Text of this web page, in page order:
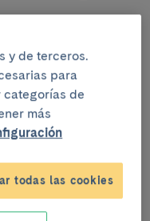
prueba o
alfabético (los
no hay contenido
E F
G
y de terceros.
para
categorías de
más
todas las cookies